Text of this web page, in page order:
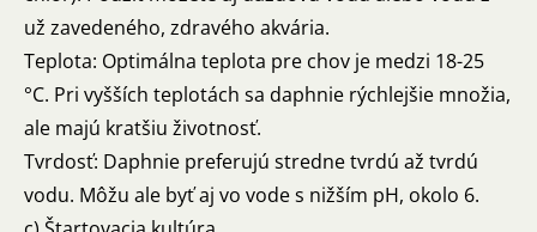
už zavedeného, zdravého akvária.
Teplota: Optimálna teplota pre chov je medzi 18-25
°C. Pri vyšších teplotách sa daphnie rýchlejšie množia,
ale majú kratšiu životnosť.
Tvrdosť: Daphnie preferujú stredne tvrdú až tvrdú
vodu. Môžu ale byť aj vo vode s nižším pH, okolo 6.